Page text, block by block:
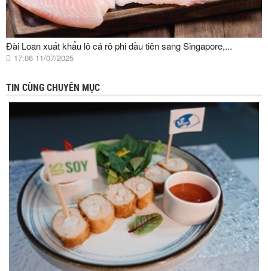
Đài Loan xuất khẩu lô cá rô phi đầu tiên sang Singapore,...
17:06 11/07/2025
TIN CÙNG CHUYÊN MỤC